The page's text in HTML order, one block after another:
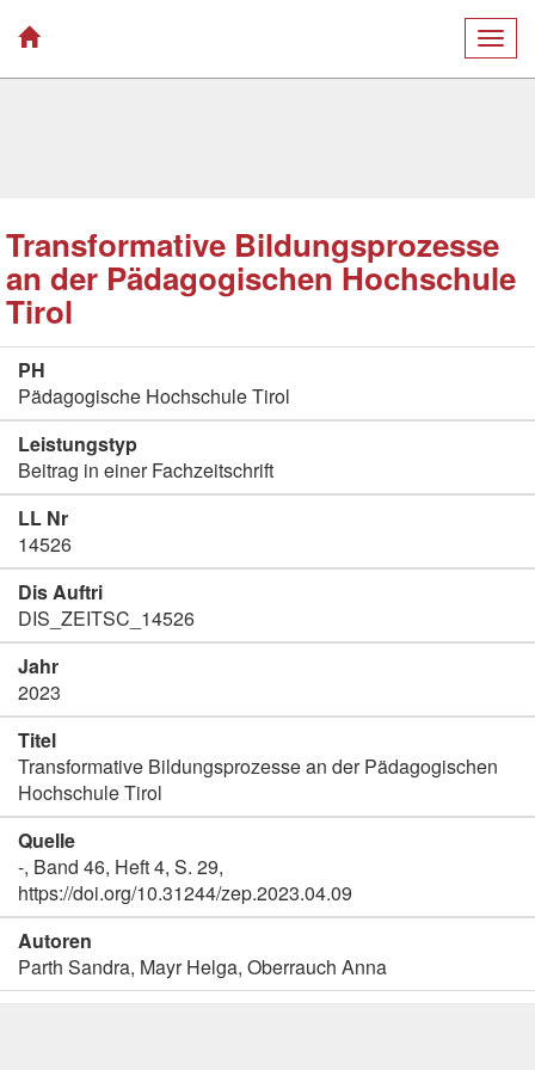
Transformative Bildungsprozesse
an der Pädagogischen Hochschule
Tirol
PH
Pädagogische Hochschule Tirol
Leistungstyp
Beitrag in einer Fachzeitschrift
LL Nr
14526
Dis Auftri
DIS_ZEITSC_14526
Jahr
2023
Titel
Transformative Bildungsprozesse an der Pädagogischen
Hochschule Tirol
Quelle
-, Band 46, Heft 4, S. 29,
https://doi.org/10.31244/zep.2023.04.09
Autoren
Parth Sandra, Mayr Helga, Oberrauch Anna